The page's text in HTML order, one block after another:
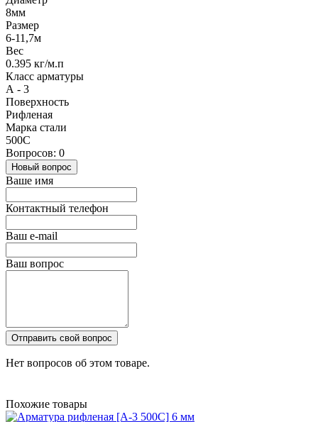
8мм
Размер
6-11,7м
Вес
0.395 кг/м.п
Класс арматуры
А - 3
Поверхность
Рифленая
Марка стали
500С
Вопросов: 0
Новый вопрос
Ваше имя
Контактный телефон
Ваш e-mail
Ваш вопрос
Отправить свой вопрос
Нет вопросов об этом товаре.
Похожие товары